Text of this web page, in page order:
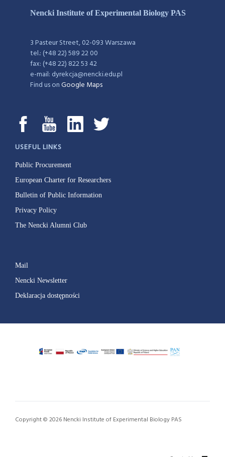
Nencki Institute of Experimental Biology PAS
3 Pasteur Street, 02-093 Warszawa
tel.: (+48 22) 589 22 00
fax: (+48 22) 822 53 42
e-mail: dyrekcja@nencki.edu.pl
Find us onGoogle Maps
USEFUL LINKS
Public Procurement
European Charter for Researchers
Bulletin of Public Information
Privacy Policy
The Nencki Alumni Club
Mail
Nencki Newsletter
Deklaracja dostępności
Copyright © 2026 Nencki Institute of Experimental Biology PAS